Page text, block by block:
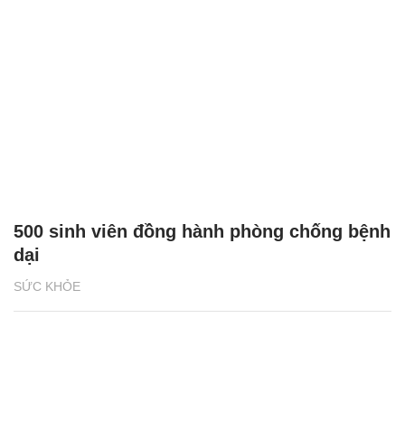
SỨC KHỎE
500 sinh viên đồng hành phòng chống bệnh
dại